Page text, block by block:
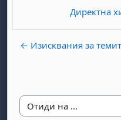
Директна
← Изисквания за
Отиди на ...